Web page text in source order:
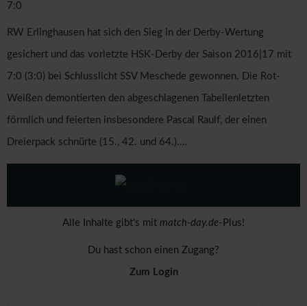
RW Erlinghausen hat sich den Sieg in der Derby-Wertung
gesichert und das vorletzte HSK-Derby der Saison 2016|17 mit
7:0 (3:0) bei Schlusslicht SSV Meschede gewonnen. Die Rot-
Weißen demontierten den abgeschlagenen Tabellenletzten
förmlich und feierten insbesondere Pascal Raulf, der einen
Dreierpack schnürte (15., 42. und 64.).…
Alle Inhalte gibt's mit match-day.de-Plus!
Du hast schon einen Zugang?
Zum Login